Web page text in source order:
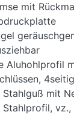
mit
Aluhohlprofil
Stahlguß mit
Stahlprofil, vz.,